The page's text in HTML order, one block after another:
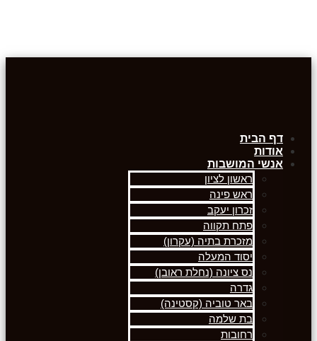
דף הבית
אודות
אנשי המושבות
ראשון לציון
ראש פינה
זכרון יעקב
פתח תקווה
מזכרת בתיה (עקרון)
יסוד המעלה
נס ציונה (נחלת ראובן)
גדרה
באר טוביה (קסטינה)
בת שלמה
רחובות